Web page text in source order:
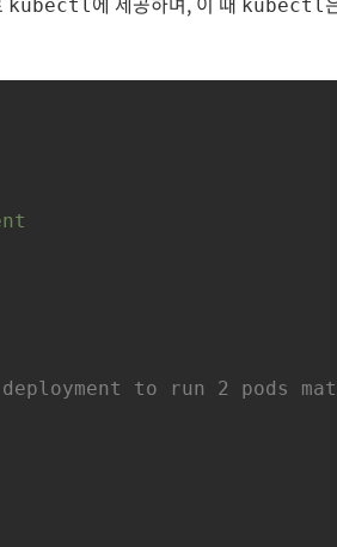
kubectl kubectl
to run 2 pods